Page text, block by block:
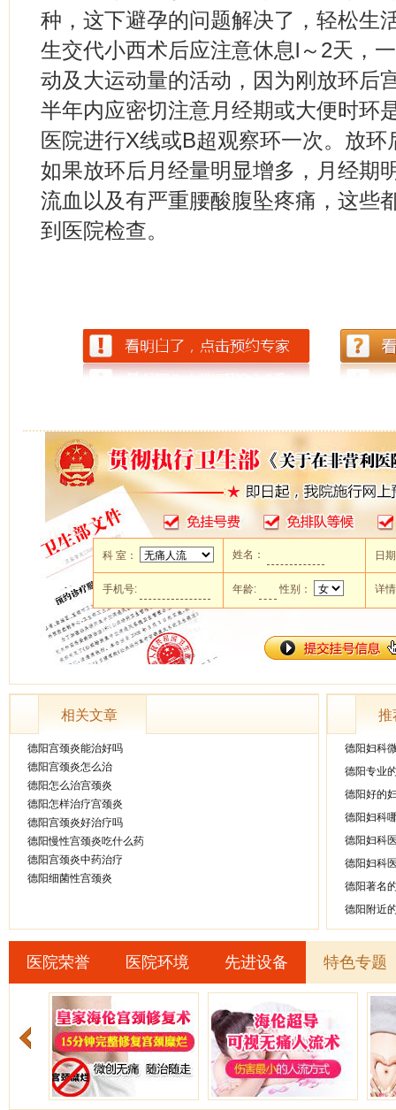
种，这下避孕的问题解决了，轻松生
生交代小西术后应注意休息l～2天，
动及大运动量的活动，因为刚放环后
半年内应密切注意月经期或大便时环
医院进行X线或B超观察环一次。放
如果放环后月经量明显增多，月经期
流血以及有严重腰酸腹坠疼痛，这些
到医院检查。
科 室： 姓名： 日
手机号: 年龄: 性别： 详
相关文章
德阳宫颈炎能治好吗
德阳宫颈炎怎么治
德阳怎么治宫颈炎
德阳怎样治疗宫颈炎
德阳宫颈炎好治疗吗
德阳慢性宫颈炎吃什么药
德阳宫颈炎中药治疗
德阳细菌性宫颈炎
推
德阳妇科
德阳专业
德阳好的
德阳妇科
德阳妇科
德阳妇科
德阳著名
德阳附近
医院荣誉 医院环境 先进设备 特色专题